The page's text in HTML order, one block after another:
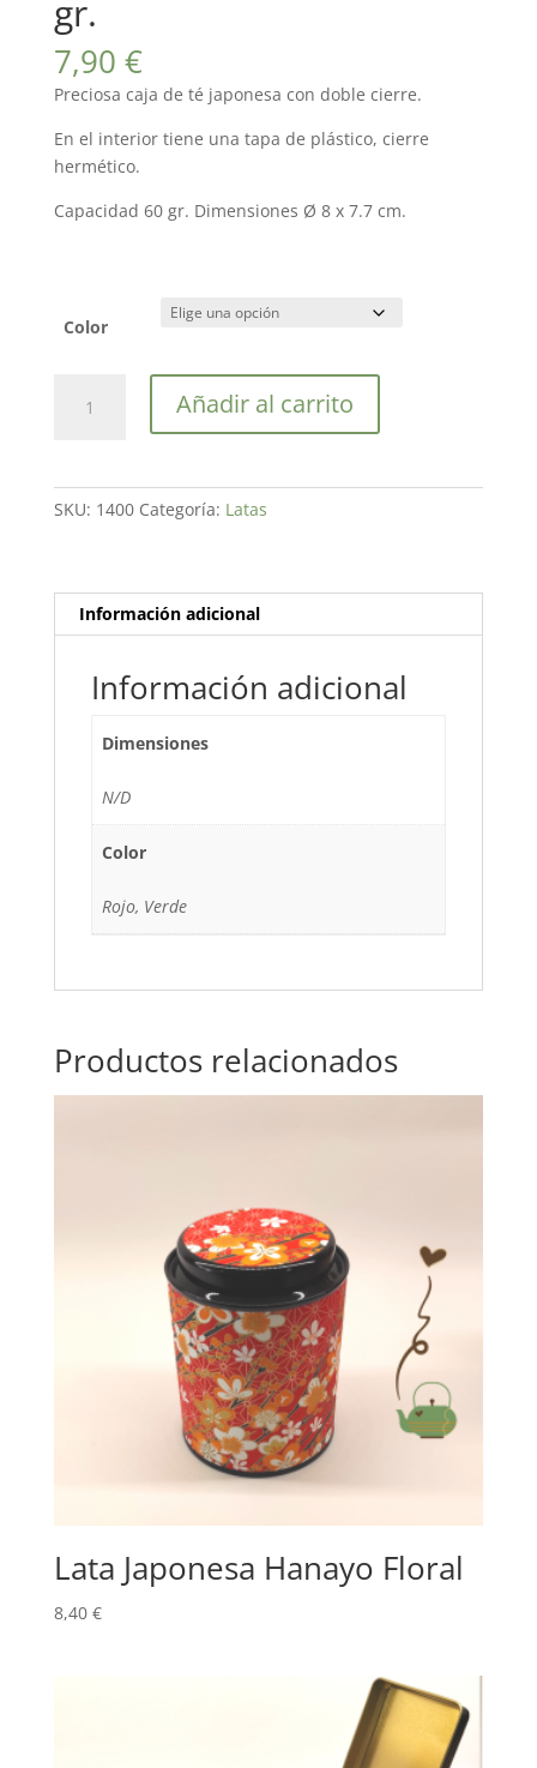
gr.
7,90 €
Preciosa caja de té japonesa con doble cierre.
En el interior tiene una tapa de plástico, cierre
hermético.
Capacidad 60 gr. Dimensiones Ø 8 x 7.7 cm.
Color
Japonesa
Añadir al carrito
SKU: 1400 Categoría: Latas
Información adicional
Información adicional
Dimensiones
N/D
Color
Rojo, Verde
Productos relacionados
Lata Japonesa Hanayo Floral
8,40 €